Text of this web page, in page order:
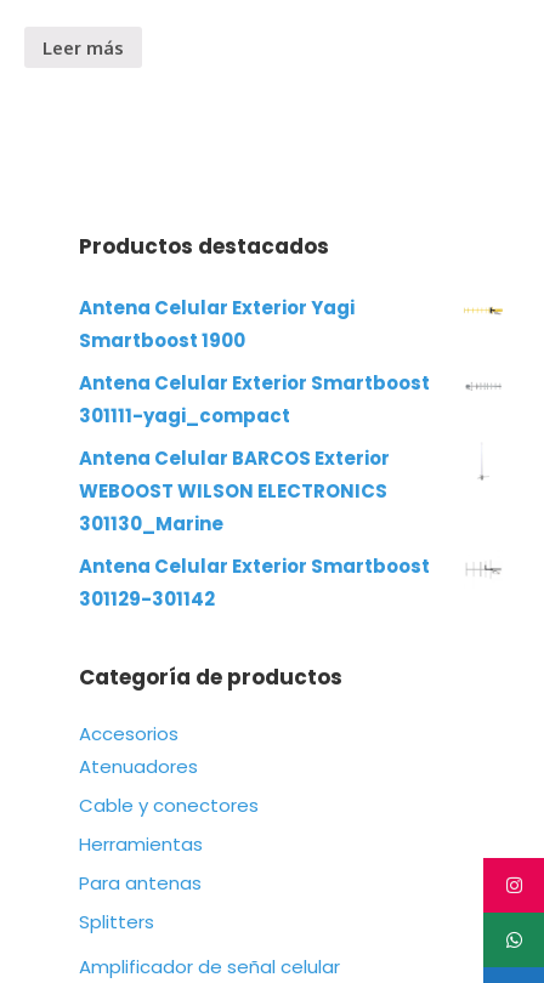
Leer más
Productos destacados
Antena Celular Exterior Yagi
Smartboost 1900
Antena Celular Exterior Smartboost
301111-yagi_compact
Antena Celular BARCOS Exterior
WEBOOST WILSON ELECTRONICS
301130_Marine
Antena Celular Exterior Smartboost
301129-301142
Categoría de productos
Accesorios
Atenuadores
Cable y conectores
Herramientas
Para antenas
Splitters
Amplificador de señal celular